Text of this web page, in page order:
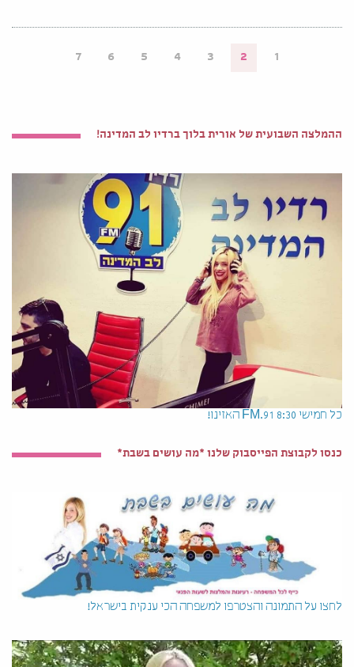
1
2
3
4
5
6
7
ההמלצה השבועית של אורית בלוך ברדיו לב המדינה!
כל חמישי 8:30 91.FM האזינו!
כנסו לקבוצת הפייסבוק שלנו *מה עושים בשבת*
לחצו על התמונה והצטרפו למשפחה הכי ענקית בישראל!